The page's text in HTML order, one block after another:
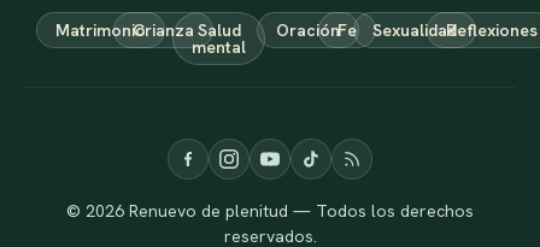
MatrimonioCrianza Salud
mental
OraciónFe SexualidadReflexiones
© 2026 Renuevo de plenitud — Todos los derechos
reservados.